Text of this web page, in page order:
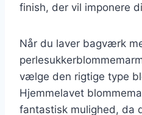
finish, der vil imponere
Når du laver bagværk
vælge den rigtige type
Hjemmelavet
fantastisk mulighed, da